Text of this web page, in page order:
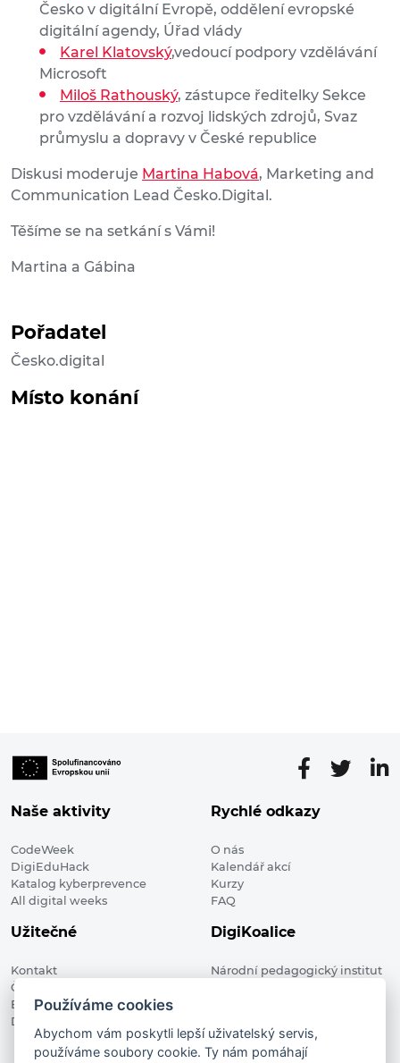
Česko v digitální Evropě, oddělení evropské
digitální agendy, Úřad vlády
Karel Klatovský,vedoucí podpory vzdělávání
Microsoft
Miloš Rathouský, zástupce ředitelky Sekce
pro vzdělávání a rozvoj lidských zdrojů, Svaz
průmyslu a dopravy v České republice
Diskusi moderuje Martina Habová, Marketing and
Communication Lead Česko.Digital.
Těšíme se na setkání s Vámi!
Martina a Gábina
Pořadatel
Česko.digital
Místo konání
Naše aktivity
CodeWeek
DigiEduHack
Katalog kyberprevence
All digital weeks
Rychlé odkazy
O nás
Kalendář akcí
Kurzy
FAQ
Užitečné
Kontakt
Členské organizace
Blog
Digitalizace ve vzdělávání
DigiKoalice
Národní pedagogický institut
Používáme cookies
Abychom vám poskytli lepší uživatelský servis,
používáme soubory cookie. Ty nám pomáhají